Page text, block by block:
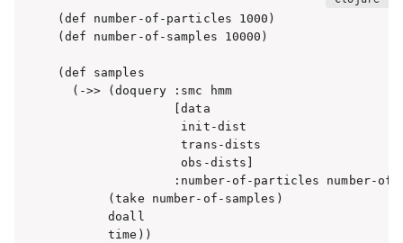
(def number-of-particles 1000)
(def number-of-samples 10000)
(def samples
  (->> (doquery :smc hmm
                [data
                 init-dist
                 trans-dists
                 obs-dists]
:number-of-particles number-
       (take number-of-samples)
       doall
       time))